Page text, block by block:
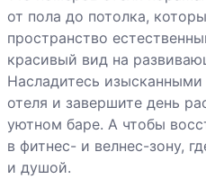
от пола до потолка,
пространство
красивый вид на
Насладитесь
отеля и завершите день
уютном баре. А чтобы
в фитнес- и велнес-зону,
и душой.